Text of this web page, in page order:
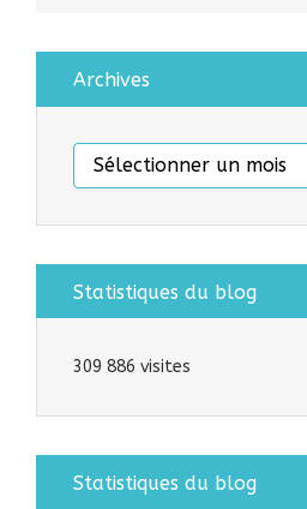
Archives
Archives
Statistiques du blog
309 886 visites
Statistiques du blog